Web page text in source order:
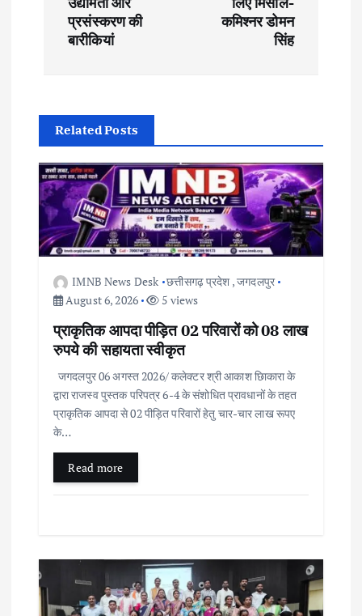
g
a
प्रसंस्करण की
बारीकियां
कमिश्नर डोमन
सिंह
Related Posts
IMNB News Desk छत्तीसगढ़ प्रदेश ,जगदलपुर
August 6, 2026
5 views
प्राकृतिक आपदा पीड़ित 02 परिवारों को 08 लाख
रुपये की सहायता स्वीकृत
जगदलपुर 06 अगस्त 2026/ कलेक्टर श्री आकाश छिाकारा के
द्वारा राजस्व पुस्तक परिपत्र 6-4 के संशोधित प्रावधानों के तहत
प्राकृतिक आपदा से 02 पीड़ित परिवारों हेतु चार-चार लाख रूपए
के…
Read more